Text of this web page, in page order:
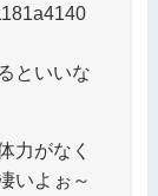
といいな
力がなく
いよぉ～